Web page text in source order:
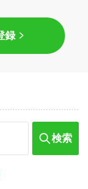
録
検索